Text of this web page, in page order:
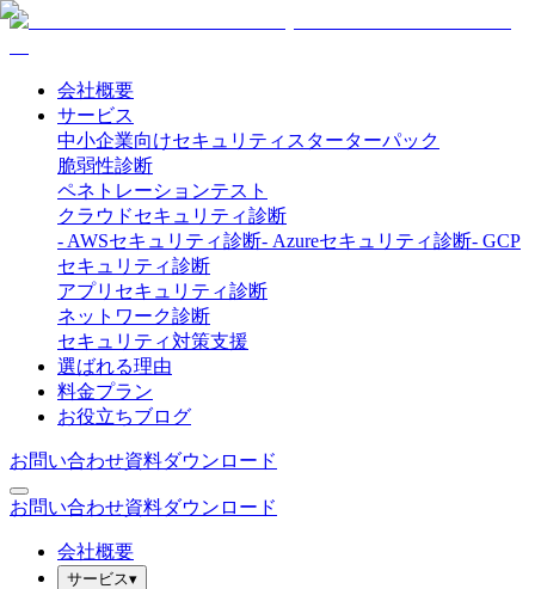
会社概要
サービス
中小企業向けセキュリティスターターパック
脆弱性診断
ペネトレーションテスト
クラウドセキュリティ診断
- AWSセキュリティ診断- Azureセキュリティ診断- GCP
セキュリティ診断
アプリセキュリティ診断
ネットワーク診断
セキュリティ対策支援
選ばれる理由
料金プラン
お役立ちブログ
お問い合わせ資料ダウンロード
お問い合わせ資料ダウンロード
会社概要
サービス▾